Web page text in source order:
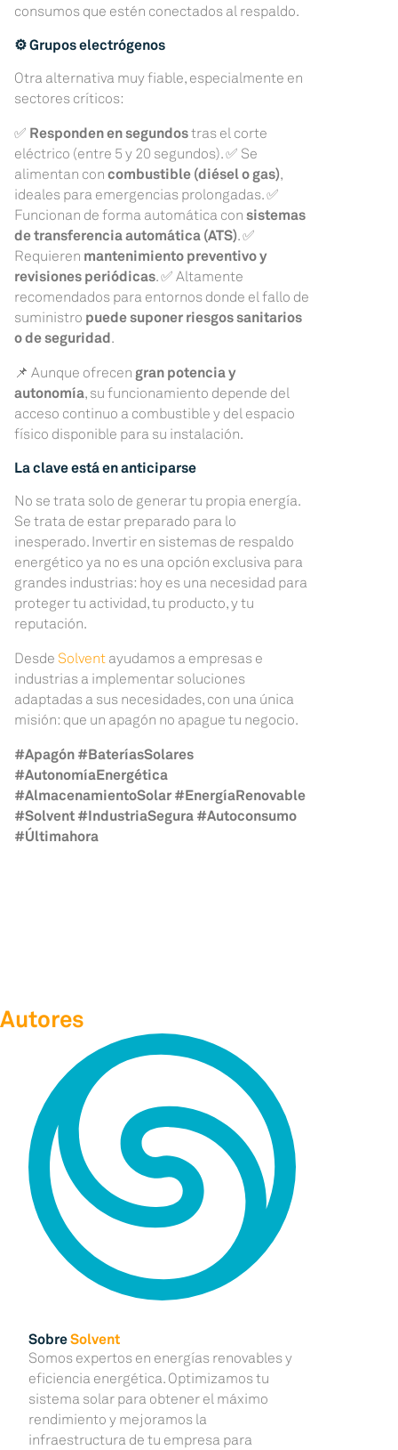
consumos que estén conectados al respaldo.
⚙️ Grupos electrógenos
Otra alternativa muy fiable, especialmente en
sectores críticos:
✅ Responden en segundostras el corte
eléctrico (entre 5 y 20 segundos). ✅ Se
alimentan concombustible (diésel o gas),
ideales para emergencias prolongadas. ✅
Funcionan de forma automática consistemas
de transferencia automática (ATS). ✅
Requieren mantenimiento preventivo y
revisiones periódicas. ✅ Altamente
recomendados para entornos donde el fallo de
suministro puede suponer riesgos sanitarios
o de seguridad.
📌 Aunque ofrecen gran potencia y
autonomía, su funcionamiento depende del
acceso continuo a combustible y del espacio
físico disponible para su instalación.
La clave está en anticiparse
No se trata solo de generar tu propia energía.
Se trata de estar preparado para lo
inesperado. Invertir en sistemas de respaldo
energético ya no es una opción exclusiva para
grandes industrias: hoy es una necesidad para
proteger tu actividad, tu producto, y tu
reputación.
Desde Solvent ayudamos a empresas e
industrias a implementar soluciones
adaptadas a sus necesidades, con una única
misión: que un apagón no apague tu negocio.
#Apagón #BateríasSolares
#AutonomíaEnergética
#AlmacenamientoSolar #EnergíaRenovable
#Solvent #IndustriaSegura #Autoconsumo
#Últimahora
Autores
SobreSolvent
Somos expertos en energías renovables y
eficiencia energética. Optimizamos tu
sistema solar para obtener el máximo
rendimiento y mejoramos la
infraestructura de tu empresa para